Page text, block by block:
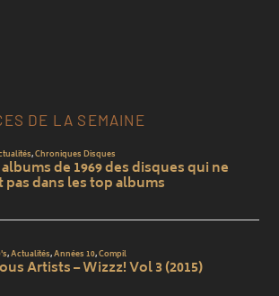
DE LA SEMAINE